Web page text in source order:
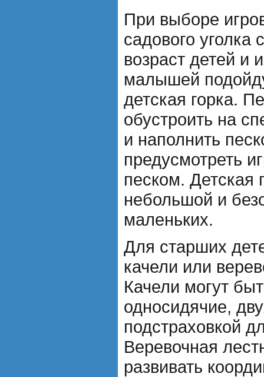
При выборе
садового уголка
возраст детей и
малышей
детская горка.
обустроить на
и наполнить
предусмотреть
песком. Детская
небольшой и
маленьких.
Для старших
качели или
Качели могут
односидячие,
подстраховкой
Веревочная
развивать